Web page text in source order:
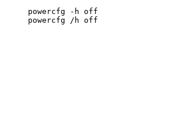
powercfg -h off
powercfg /h off